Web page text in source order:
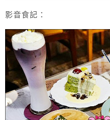
影音食記：